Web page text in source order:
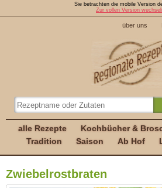
Sie betrachten die mobile Version
Zur vollen Version
über uns
alle Rezepte Kochbücher &
Tradition
Saison Ab Hof
Zwiebelrostbraten